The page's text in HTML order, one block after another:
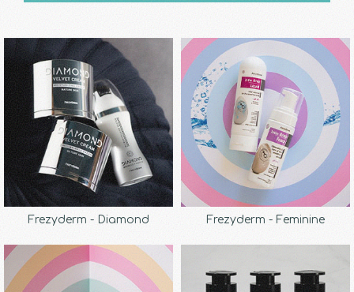
Frezyderm - Diamond Frezyderm - Feminine